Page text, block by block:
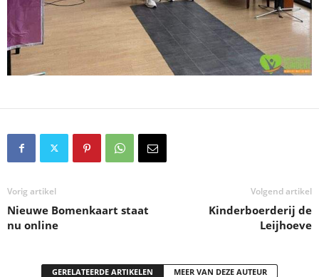
Vorig artikel
Nieuwe Bomenkaart staat
nu online
Volgend artikel
Kinderboerderij de
Leijhoeve
GERELATEERDE ARTIKELEN MEER VAN DEZE AUTEUR